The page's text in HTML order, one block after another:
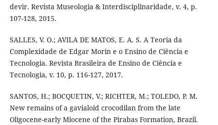
devir. Revista Museologia & Interdisciplinaridade, v. 4, p.
107-128, 2015.
SALLES, V. O.; AVILA DE MATOS, E. A. S. A Teoria da
Complexidade de Edgar Morin e o Ensino de Ciência e
Tecnologia. Revista Brasileira de Ensino de Ciência e
Tecnologia, v. 10, p. 116-127, 2017.
SANTOS, H.; BOCQUETIN, V.; RICHTER, M.; TOLEDO, P. M.
New remains of a gavialoid crocodilan from the late
Oligocene-early Miocene of the Pirabas Formation, Brazil.